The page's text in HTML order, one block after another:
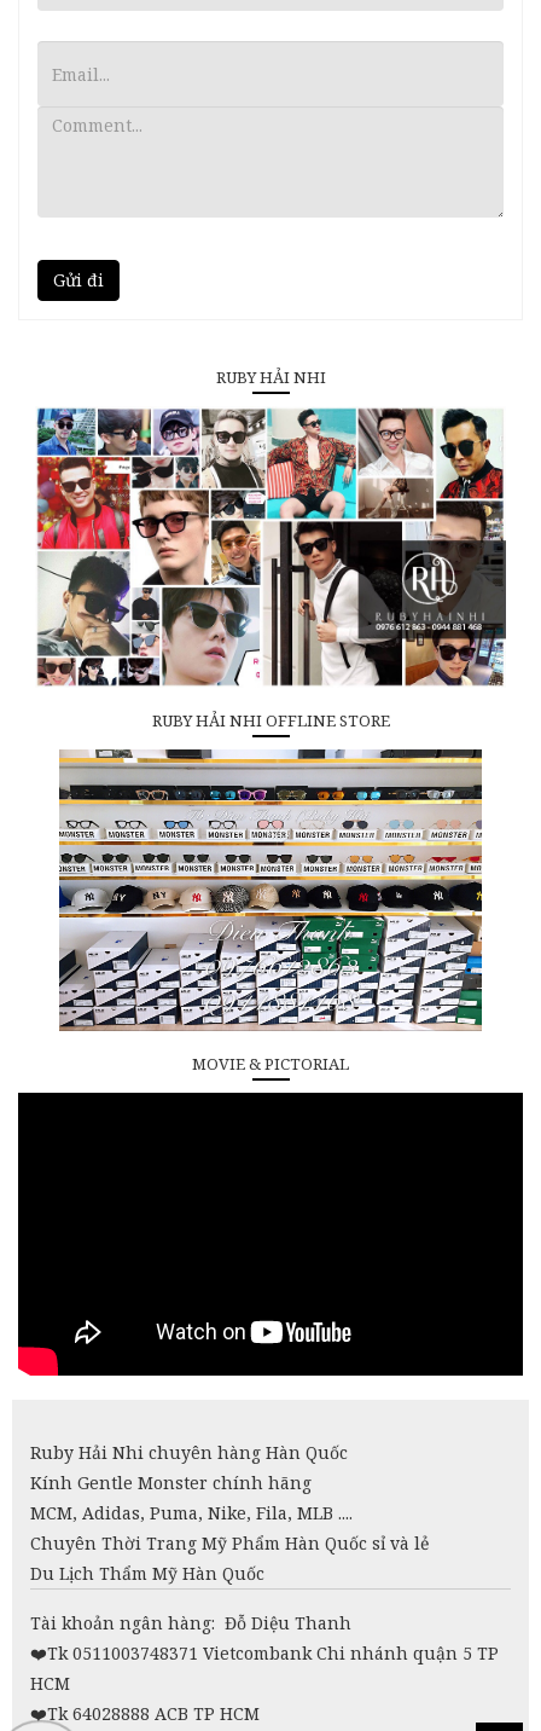
Gửi đi
RUBY HẢI NHI
RUBY HẢI NHI OFFLINE STORE
MOVIE & PICTORIAL
Ruby Hải Nhi chuyên hàng Hàn Quốc
Kính Gentle Monster chính hãng
MCM, Adidas, Puma, Nike, Fila, MLB ....
Chuyên Thời Trang Mỹ Phẩm Hàn Quốc sỉ và lẻ
Du Lịch Thẩm Mỹ Hàn Quốc
Tài khoản ngân hàng: Đỗ Diệu Thanh
❤️Tk 0511003748371 Vietcombank Chi nhánh quận 5 TP
HCM
❤️Tk 64028888 ACB TP HCM